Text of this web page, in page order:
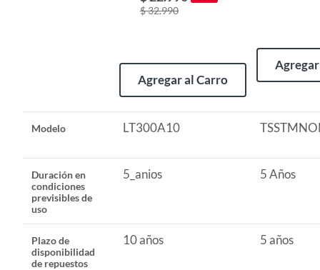
$ 32.990
Agregar al Carro
Modelo LT300A10
Duración en
condiciones
previsibles de
uso
5_anios 5 Años
Plazo de
disponibilidad
de repuestos
10 años 5 años